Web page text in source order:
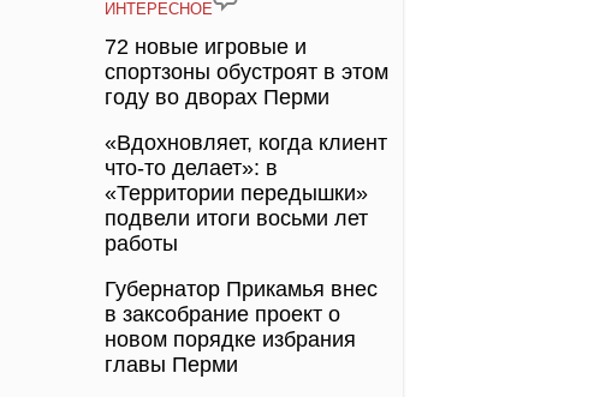
ИНТЕРЕСНОЕ
72 новые игровые и
спортзоны обустроят в этом
году во дворах Перми
«Вдохновляет, когда клиент
что-то делает»: в
«Территории передышки»
подвели итоги восьми лет
работы
Губернатор Прикамья внес
в заксобрание проект о
новом порядке избрания
главы Перми